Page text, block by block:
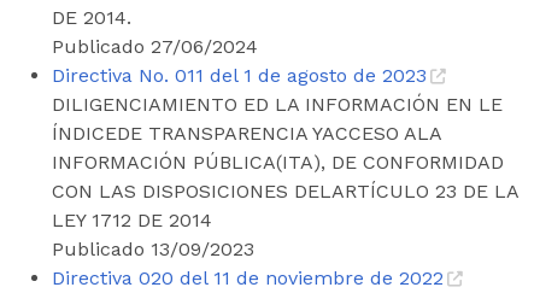
DE 2014.
Publicado 27/06/2024
Directiva No. 011 del 1 de agosto de 2023
DILIGENCIAMIENTO ED LA INFORMACIÓN EN LE
ÍNDICEDE TRANSPARENCIA YACCESO ALA
INFORMACIÓN PÚBLICA(ITA), DE CONFORMIDAD
CON LAS DISPOSICIONES DELARTÍCULO 23 DE LA
LEY 1712 DE 2014
Publicado 13/09/2023
Directiva 020 del 11 de noviembre de 2022